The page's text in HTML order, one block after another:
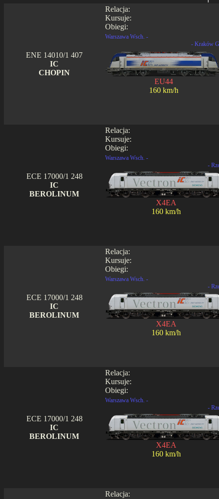
Relacja:
Kursuje:
Obiegi:
ENE 14010/1 407
IC
CHOPIN
Warszawa Wsch. -
- Kraków
EU44
160 km/h
Relacja:
Kursuje:
Obiegi:
ECE 17000/1 248
IC
BEROLINUM
Warszawa Wsch. -
-
X4EA
160 km/h
Relacja:
Kursuje:
Obiegi:
ECE 17000/1 248
IC
BEROLINUM
Warszawa Wsch. -
-
X4EA
160 km/h
Relacja:
Kursuje:
Obiegi:
ECE 17000/1 248
IC
BEROLINUM
Warszawa Wsch. -
-
X4EA
160 km/h
Relacja: